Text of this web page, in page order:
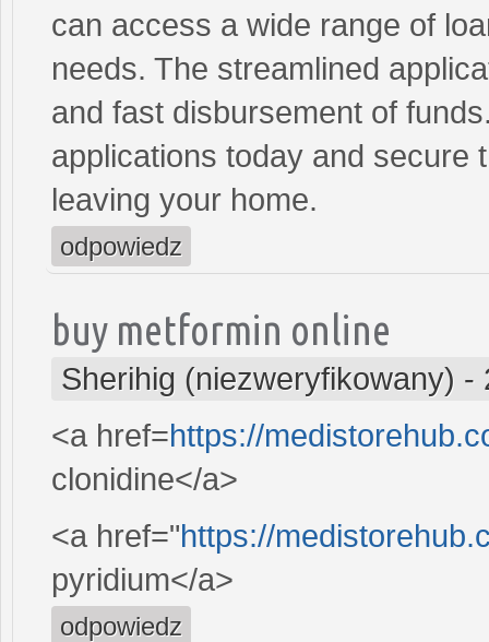
can access a wide range of
needs. The streamlined
and fast disbursement of
applications today and secure
leaving your home.
odpowiedz
buy metformin online
Sherihig (niezweryfikowany) -
<a href=https://
clonidine</a>
<a href="https://
pyridium</a>
odpowiedz